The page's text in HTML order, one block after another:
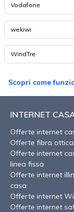
Vodafone
wekiwi
WindTre
Scopri come
INTERNET
Offerte internet
Offerte fibra ottica
Offerte internet
linea fissa
Offerte internet
casa
Offerte internet
Offerte internet